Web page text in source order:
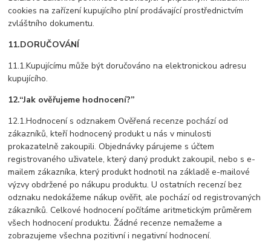
cookies na zařízení kupujícího plní prodávající prostřednictvím
zvláštního dokumentu.
11.DORUČOVÁNÍ
11.1.Kupujícímu může být doručováno na elektronickou adresu
kupujícího.
12.“Jak ověřujeme hodnocení?”
12.1.Hodnocení s odznakem Ověřená recenze pochází od
zákazníků, kteří hodnocený produkt u nás v minulosti
prokazatelně zakoupili. Objednávky párujeme s účtem
registrovaného uživatele, který daný produkt zakoupil, nebo s e-
mailem zákazníka, který produkt hodnotil na základě e-mailové
výzvy obdržené po nákupu produktu. U ostatních recenzí bez
odznaku nedokážeme nákup ověřit, ale pochází od registrovaných
zákazníků. Celkové hodnocení počítáme aritmetickým průměrem
všech hodnocení produktu. Žádné recenze nemažeme a
zobrazujeme všechna pozitivní i negativní hodnocení.